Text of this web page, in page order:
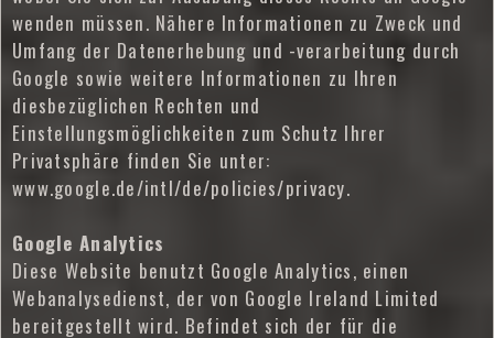
wenden müssen. Nähere Informationen zu Zweck und
Umfang der Datenerhebung und -verarbeitung durch
Google sowie weitere Informationen zu Ihren
diesbezüglichen Rechten und
Einstellungsmöglichkeiten zum Schutz Ihrer
Privatsphäre finden Sie unter:
www.google.de/intl/de/policies/privacy.
Google Analytics
Diese Website benutzt Google Analytics, einen
Webanalysedienst, der von Google Ireland Limited
bereitgestellt wird. Befindet sich der für die